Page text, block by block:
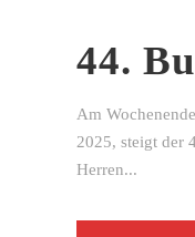
44.
Am
2025, steigt der
Herren...